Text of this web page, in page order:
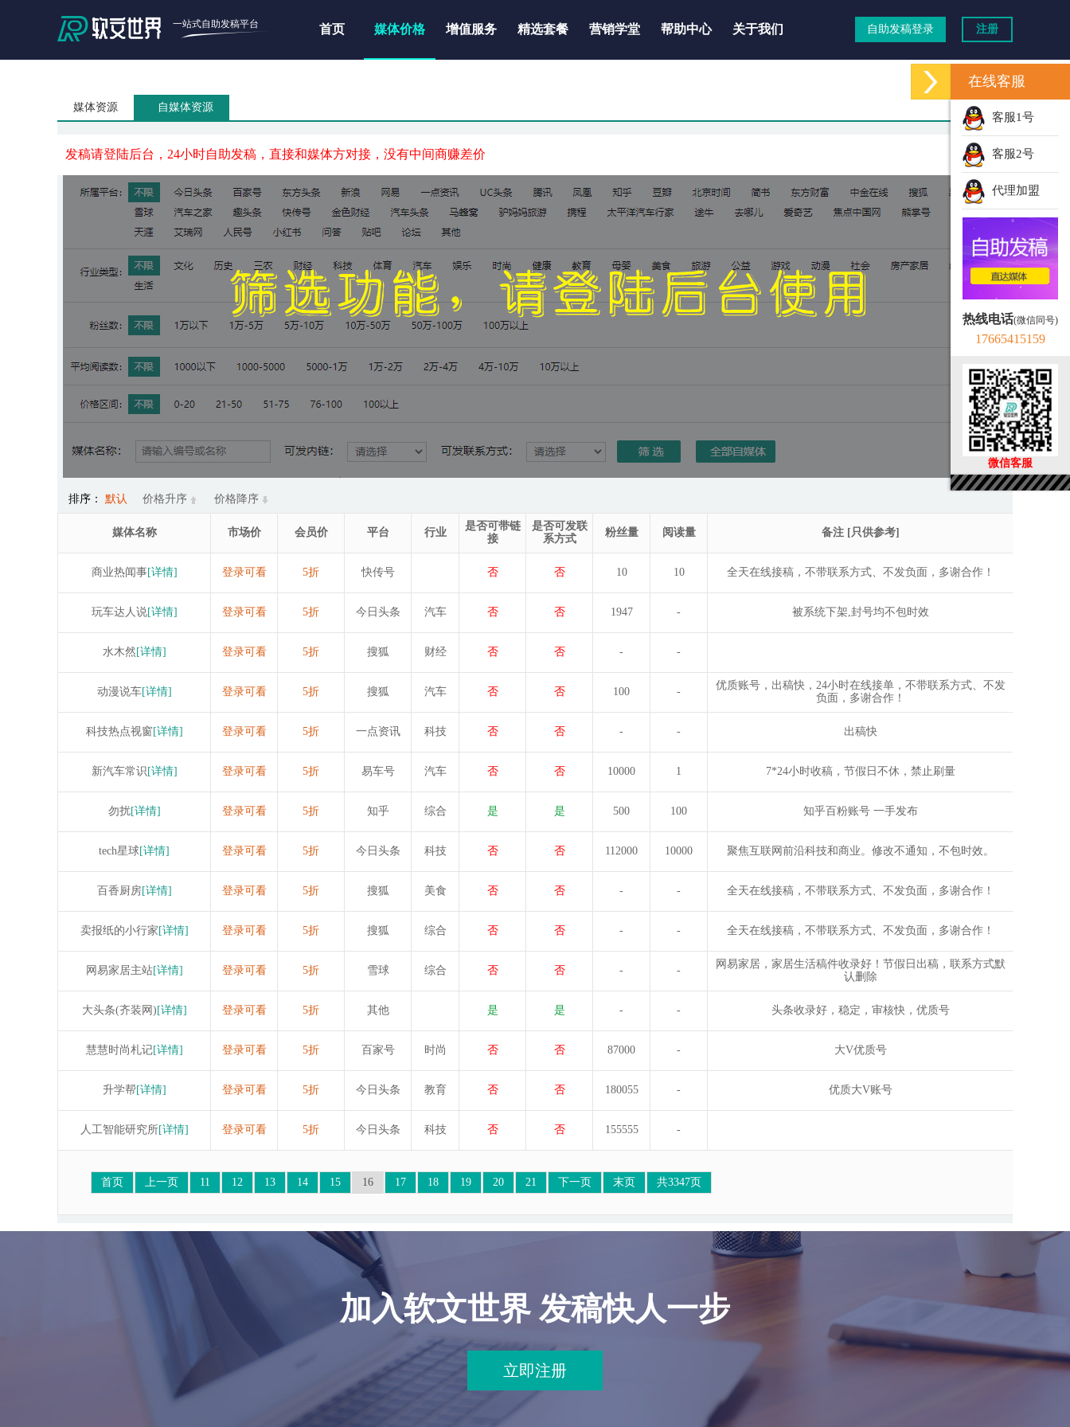
一站式自助发稿平台 首页 媒体价格 增值服务 精选套餐 营销学堂 帮助中心 关于我们 自助发稿登录 注册
媒体资源 自媒体资源
发稿请登陆后台，24小时自助发稿，直接和媒体方对接，没有中间商赚差价
排序： 默认 价格升序 价格降序
媒体名称 市场价 会员价 平台 行业
是否可带链
接
是否可发联
系方式
粉丝量 阅读量 备注 [只供参考]
商业热闻事[详情] 登录可看 5折 快传号 否 否 10 10 全天在线接稿，不带联系方式、不发负面，多谢合作！
玩车达人说[详情] 登录可看 5折 今日头条 汽车 否 否 1947 - 被系统下架,封号均不包时效
水木然 [详情] 登录可看 5折 搜狐 财经 否 否 - -
动漫说车[详情] 登录可看 5折 搜狐 汽车 否 否 100 -
优质账号，出稿快，24小时在线接单，不带联系方式、不发
负面，多谢合作！
科技热点视窗 [详情] 登录可看 5折 一点资讯 科技 否 否 - - 出稿快
新汽车常识 [详情] 登录可看 5折 易车号 汽车 否 否 10000 1 7*24小时收稿，节假日不休，禁止刷量
勿扰[详情] 登录可看 5折 知乎 综合 是 是 500 100 知乎百粉账号 一手发布
tech星球[详情] 登录可看 5折 今日头条 科技 否 否 112000 10000 聚焦互联网前沿科技和商业。修改不通知，不包时效。
百香厨房[详情] 登录可看 5折 搜狐 美食 否 否 - - 全天在线接稿，不带联系方式、不发负面，多谢合作！
卖报纸的小行家 [详情] 登录可看 5折 搜狐 综合 否 否 - - 全天在线接稿，不带联系方式、不发负面，多谢合作！
网易家居主站[详情] 登录可看 5折 雪球 综合 否 否 - -
网易家居，家居生活稿件收录好！节假日出稿，联系方式默
认删除
大头条(齐装网) [详情] 登录可看 5折 其他 是 是 - - 头条收录好，稳定，审核快，优质号
慧慧时尚札记[详情] 登录可看 5折 百家号 时尚 否 否 87000 - 大V优质号
升学帮[详情] 登录可看 5折 今日头条 教育 否 否 180055 - 优质大V账号
人工智能研究所[详情] 登录可看 5折 今日头条 科技 否 否 155555 -
首页 上一页 11 12 13 14 15 16 17 18 19 20 21 下一页 末页 共3347页
加入软文世界 发稿快人一步
立即注册
在线客服
客服1号
客服2号
代理加盟
热线电话(微信同号)
17665415159
微信客服